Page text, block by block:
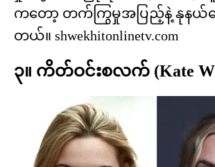
ကတော့ တက်ကြွမှုအပြည့်နဲ့ နုနယ်နေ
တယ်။ shwekhitonlinetv.com
၃။ ကိတ်ဝင်းစလက် (Kate